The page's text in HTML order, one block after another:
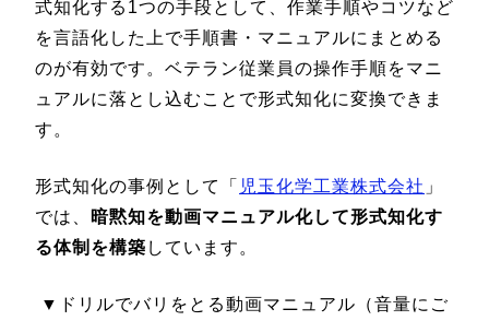
式知化する1つの手段として、作業手順やコツなど
を言語化した上で手順書・マニュアルにまとめる
のが有効です。ベテラン従業員の操作手順をマニ
ュアルに落とし込むことで形式知化に変換できま
す。
形式知化の事例として「 児玉化学工業株式会社 」
では、
暗黙知を動画マニュアル化して形式知化す
る体制を構築 しています。
▼ドリルでバリをとる動画マニュアル（音量にご